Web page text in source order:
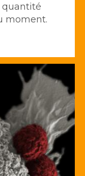
quantité
moment.